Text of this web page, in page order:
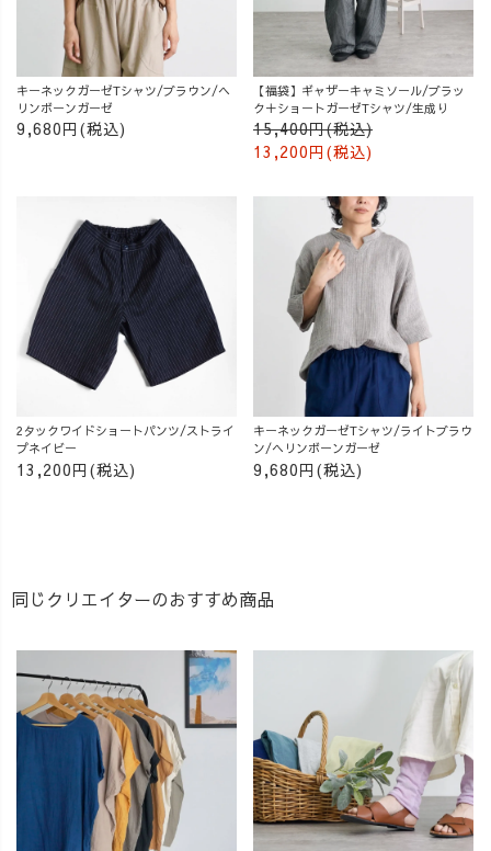
キーネックガーゼTシャツ/ブラウン/ヘ
リンボーンガーゼ
9,680円(税込)
【福袋】ギャザーキャミソール/ブラッ
ク＋ショートガーゼTシャツ/生成り
15,400円(税込)
13,200円(税込)
2タックワイドショートパンツ/ストライ
プネイビー
13,200円(税込)
キーネックガーゼTシャツ/ライトブラウ
ン/ヘリンボーンガーゼ
9,680円(税込)
同じクリエイターのおすすめ商品